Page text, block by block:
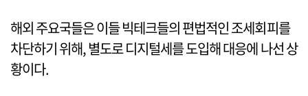
해외 주요국들은 이들 빅테크들의 편법적인 조세회피를
차단하기 위해, 별도로 디지털세를 도입해 대응에 나선 상
황이다.